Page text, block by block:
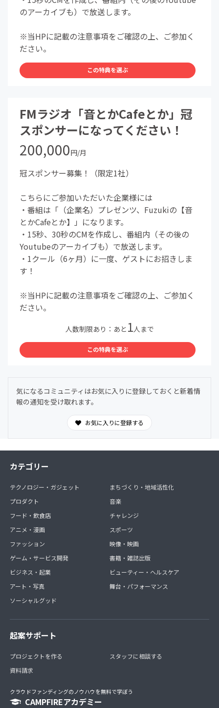
のアーカイブも）で放送します。
※当HPに記載の注意事項をご確認の上、ご参加く
ださい。
この特典を選ぶ
FMラジオ「音とかCafeとか」冠
スポンサーになってください！
200,000円/月
冠スポンサー募集！（限定1社）
こちらにご参加いただいた企業様には
・番組は「（企業名）プレゼンツ、Fuzukiの【音
とかCafeとか】」になります。
・15秒、30秒のCMを作成し、番組内（その後の
Youtubeのアーカイブも）で放送します。
・1クール（6ヶ月）に一度、ゲストにお招きしま
す！
※当HPに記載の注意事項をご確認の上、ご参加く
ださい。
人数制限あり：あと 1人まで
この特典を選ぶ
気になるコミュニティはお気に入りに登録しておくと新着情
報の通知を受け取れます。
お気に入りに登録する
カテゴリー
テクノロジー・ガジェット
プロダクト
フード・飲食店
アニメ・漫画
ファッション
ゲーム・サービス開発
ビジネス・起業
アート・写真
ソーシャルグッド
まちづくり・地域活性化
音楽
チャレンジ
スポーツ
映像・映画
書籍・雑誌出版
ビューティー・ヘルスケア
舞台・パフォーマンス
起案サポート
プロジェクトを作る
資料請求
スタッフに相談する
クラウドファンディングのノウハウを無料で学ぼう
CAMPFIREアカデミー